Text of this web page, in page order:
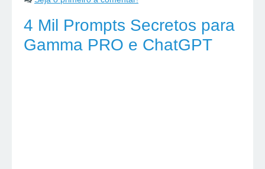
4 Mil Prompts Secretos para
Gamma PRO e ChatGPT